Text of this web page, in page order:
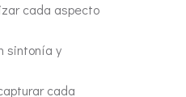
cada aspecto
sintonía y
cada